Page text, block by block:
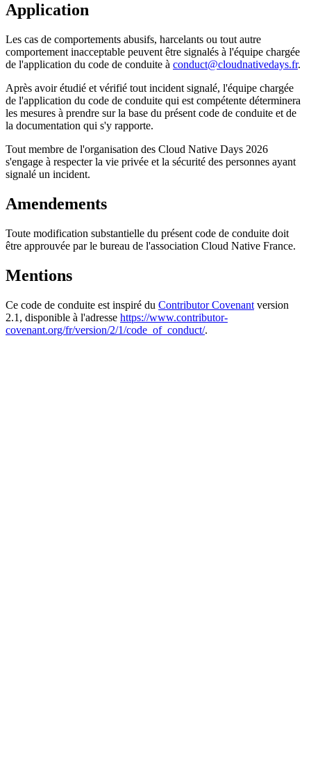
Application
Les cas de comportements abusifs, harcelants ou tout autre
comportement inacceptable peuvent être signalés à l'équipe chargée
de l'application du code de conduite à conduct@cloudnativedays.fr.
Après avoir étudié et vérifié tout incident signalé, l'équipe chargée
de l'application du code de conduite qui est compétente déterminera
les mesures à prendre sur la base du présent code de conduite et de
la documentation qui s'y rapporte.
Tout membre de l'organisation des Cloud Native Days 2026
s'engage à respecter la vie privée et la sécurité des personnes ayant
signalé un incident.
Amendements
Toute modification substantielle du présent code de conduite doit
être approuvée par le bureau de l'association Cloud Native France.
Mentions
Ce code de conduite est inspiré du Contributor Covenant version
2.1, disponible à l'adresse https://www.contributor-
covenant.org/fr/version/2/1/code_of_conduct/.